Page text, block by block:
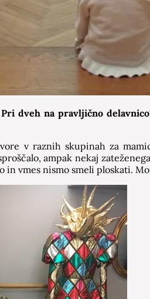
dveh na pravljično
v raznih skupinah za
ampak nekaj
in vmes nismo smeli ploskati.